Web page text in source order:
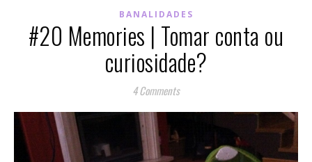
BANALIDADES
#20 Memories | Tomar conta ou
curiosidade?
4 Comments